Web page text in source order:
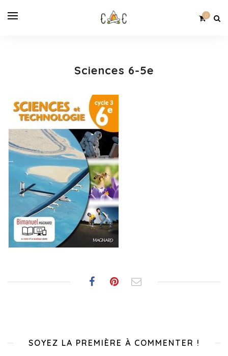
0
Sciences 6-5e
SOYEZ LA PREMIÈRE À COMMENTER !